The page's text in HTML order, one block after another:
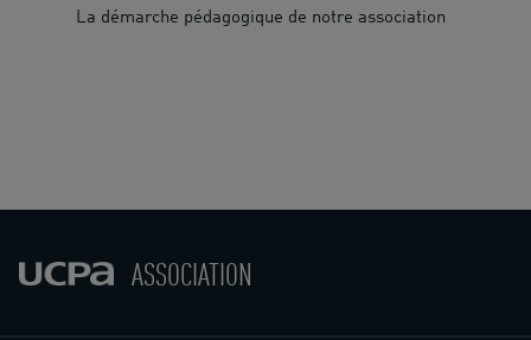
La démarche pédagogique de notre association
ASSOCIATION